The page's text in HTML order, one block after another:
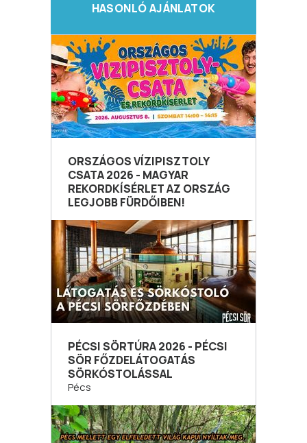
HASONLÓ AJÁNLATOK
ORSZÁGOS VÍZIPISZTOLY
CSATA 2026 - MAGYAR
REKORDKÍSÉRLET AZ ORSZÁG
LEGJOBB FÜRDŐIBEN!
PÉCSI SÖRTÚRA 2026 - PÉCSI
SÖR FŐZDELÁTOGATÁS
SÖRKÓSTOLÁSSAL
Pécs